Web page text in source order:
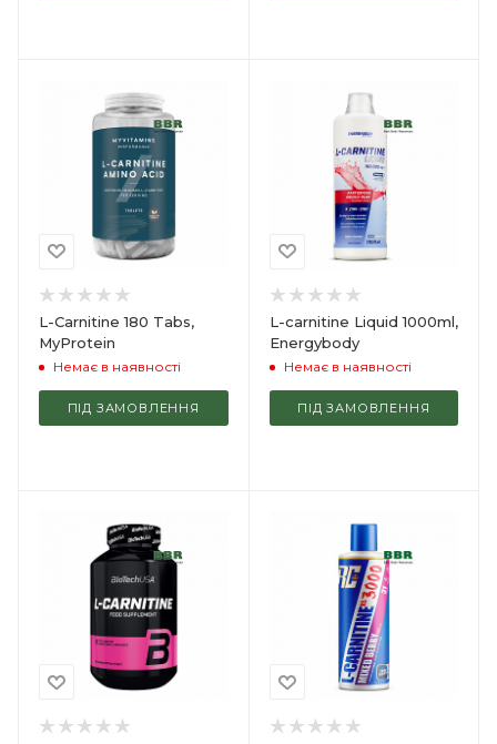
L-Carnitine 180 Tabs,
MyProtein
Немає в наявності
ПІД ЗАМОВЛЕННЯ
L-carnitine Liquid 1000ml,
Energybody
Немає в наявності
ПІД ЗАМОВЛЕННЯ